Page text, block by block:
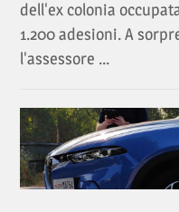
dell'ex colonia
1.200 adesioni. A
l'assessore ...